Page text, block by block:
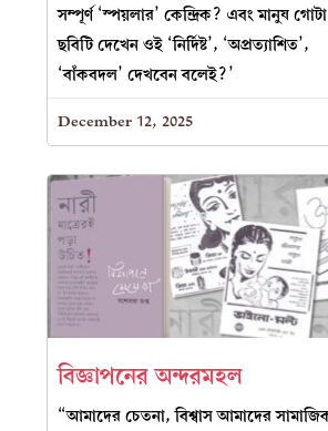
সম্পূর্ণ ‘স্পয়লার’ কেন্দ্রিক? এবং মানুষ গোটা
ছবিটি দেখেন ওই ‘নির্দিষ্ট’, ‘অপ্রত্যাশিত’,
‘বাঁকবদল’ দেখবেন বলেই?’
December 12, 2025
বিজ্ঞাপনের অন্দরমহল
“আমাদের চেতনা, বিশ্বাস আমাদের